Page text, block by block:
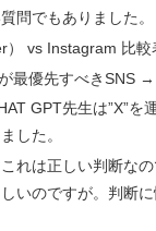
問でもありました。
） vs Instagram 比較
最優先すべきSNS →
GPT先生は”X”を
した。
れは正しい判断な
いのですが。判断